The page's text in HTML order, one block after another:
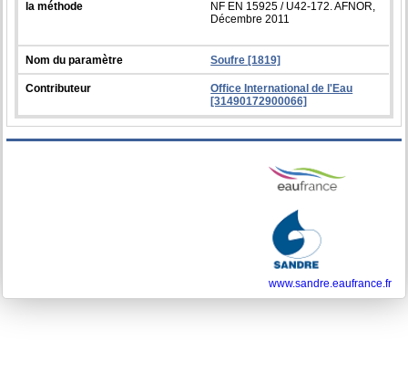
la méthode
NF EN 15925 / U42-172. AFNOR,
Décembre 2011
Nom du paramètre Soufre [1819]
Contributeur
Office International de l'Eau
[31490172900066]
www.sandre.eaufrance.fr